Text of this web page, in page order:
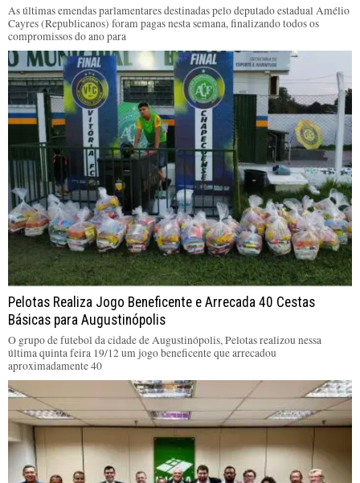
As últimas emendas parlamentares destinadas pelo deputado estadual Amélio
Cayres (Republicanos) foram pagas nesta semana, finalizando todos os
compromissos do ano para
Pelotas Realiza Jogo Beneficente e Arrecada 40 Cestas
Básicas para Augustinópolis
O grupo de futebol da cidade de Augustinópolis, Pelotas realizou nessa
última quinta feira 19/12 um jogo beneficente que arrecadou
aproximadamente 40